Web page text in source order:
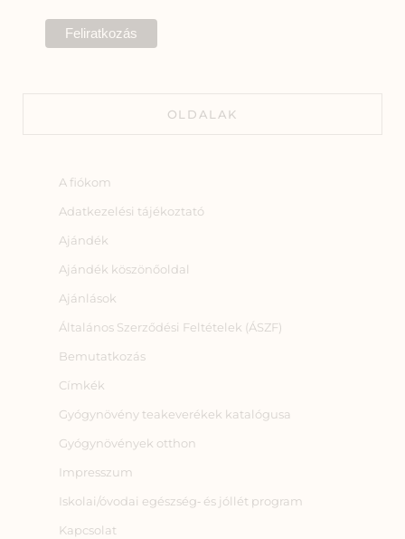
OLDALAK
A fiókom
Adatkezelési tájékoztató
Ajándék
Ajándék köszönőoldal
Ajánlások
Általános Szerződési Feltételek (ÁSZF)
Bemutatkozás
Címkék
Gyógynövény teakeverékek katalógusa
Gyógynövények otthon
Impresszum
Iskolai/óvodai egészség‑ és jóllét program
Kapcsolat